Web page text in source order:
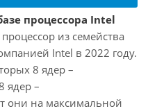
процессора Intel
из семейства
Intel в 2022 году.
8 ядер –
ядер –
они на максимальной